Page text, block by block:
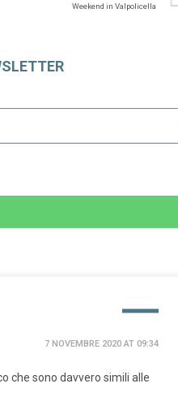
Weekend in Valpolicella
7 NOVEMBRE 2020 AT 09:34
che sono davvero simili alle